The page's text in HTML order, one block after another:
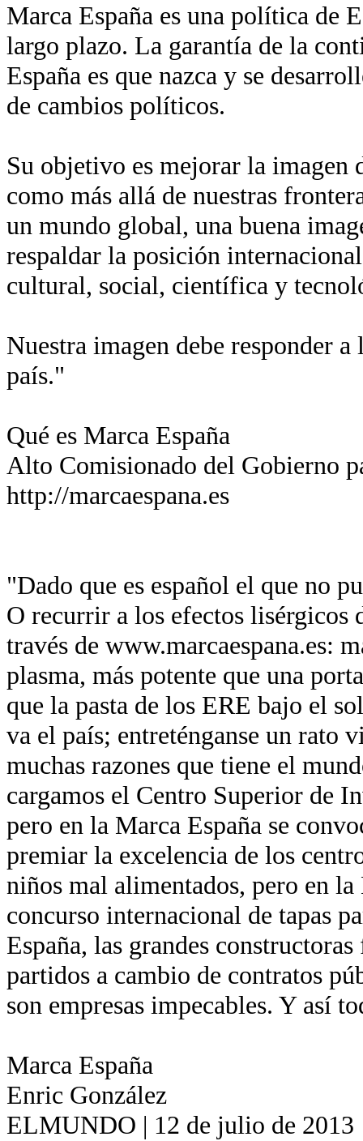
Marca España es una política de
largo plazo. La garantía de la
España es que nazca y se
de cambios políticos.
Su objetivo es mejorar la imagen
como más allá de nuestras
un mundo global, una buena
respaldar la posición
cultural, social, científica y
Nuestra imagen debe responder
país."
Qué es Marca España
Alto Comisionado del Gobierno
http://marcaespana.es
"Dado que es español el que no
O recurrir a los efectos lisérgicos
través de www.marcaespana.es:
plasma, más potente que una
que la pasta de los ERE bajo el
va el país; entreténganse un rato
muchas razones que tiene el
cargamos el Centro Superior de
pero en la Marca España se
premiar la excelencia de los
niños mal alimentados, pero en
concurso internacional de tapas
España, las grandes
partidos a cambio de contratos
son empresas impecables. Y así
Marca España
Enric González
ELMUNDO | 12 de julio de 2013